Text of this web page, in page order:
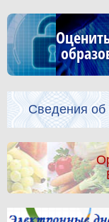
Сведения об